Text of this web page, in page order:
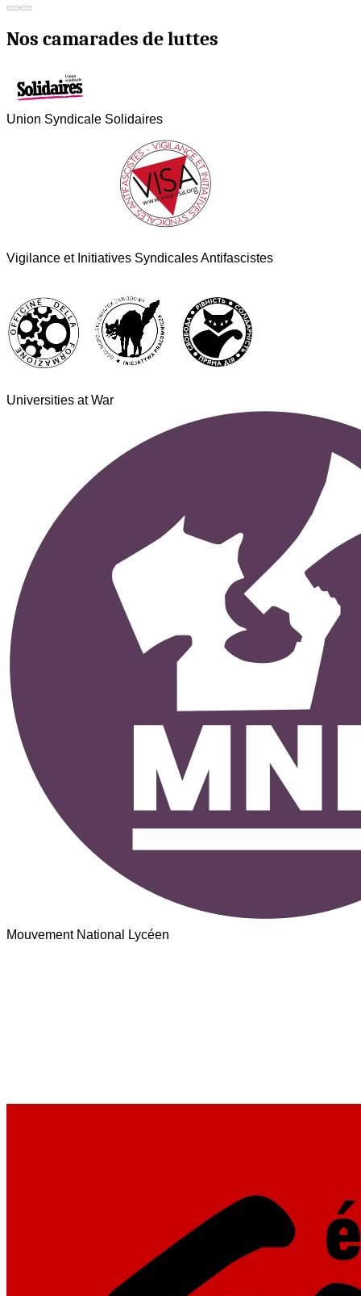
Nos camarades de luttes
Union Syndicale Solidaires
Vigilance et Initiatives Syndicales Antifascistes
Universities at War
Mouvement National Lycéen